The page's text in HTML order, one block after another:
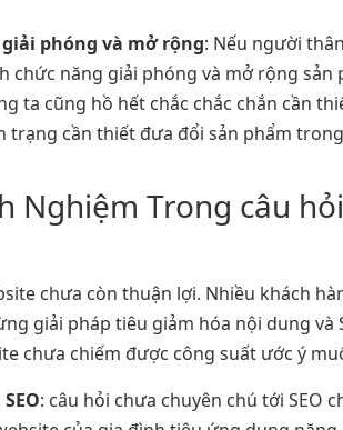
phóng và mở rộng: Nếu người
chức năng giải phóng và mở rộng sản
ta cũng hồ hết chắc chắc chắn cần
trạng cần thiết đưa đổi sản phẩm
Nghiệm Trong câu
chưa còn thuận lợi. Nhiều khách
giải pháp tiêu giảm hóa nội dung và
chưa chiếm được công suất ước ý
: câu hỏi chưa chuyên chú tới SEO